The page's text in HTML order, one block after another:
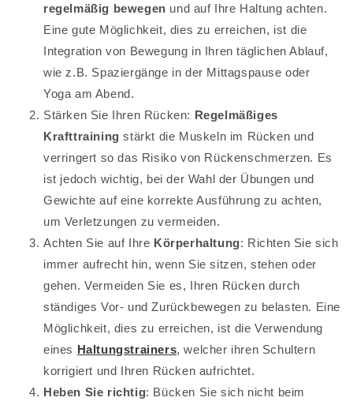
regelmäßig bewegen und auf Ihre Haltung achten.
Eine gute Möglichkeit, dies zu erreichen, ist die
Integration von Bewegung in Ihren täglichen Ablauf,
wie z.B. Spaziergänge in der Mittagspause oder
Yoga am Abend.
Stärken Sie Ihren Rücken: Regelmäßiges
Krafttraining stärkt die Muskeln im Rücken und
verringert so das Risiko von Rückenschmerzen. Es
ist jedoch wichtig, bei der Wahl der Übungen und
Gewichte auf eine korrekte Ausführung zu achten,
um Verletzungen zu vermeiden.
Achten Sie auf Ihre Körperhaltung: Richten Sie sich
immer aufrecht hin, wenn Sie sitzen, stehen oder
gehen. Vermeiden Sie es, Ihren Rücken durch
ständiges Vor- und Zurückbewegen zu belasten. Eine
Möglichkeit, dies zu erreichen, ist die Verwendung
eines Haltungstrainers, welcher ihren Schultern
korrigiert und Ihren Rücken aufrichtet.
Heben Sie richtig: Bücken Sie sich nicht beim